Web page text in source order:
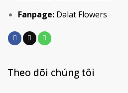
Fanpage: Dalat Flowers
Theo dõi chúng tôi